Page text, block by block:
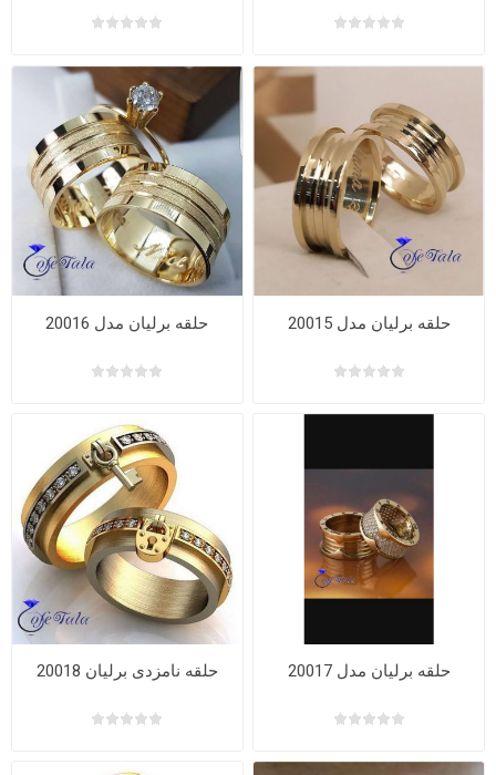
حلقه برلیان مدل 20015 حلقه برلیان مدل 20016
حلقه برلیان مدل 20017 حلقه نامزدی برلیان 20018